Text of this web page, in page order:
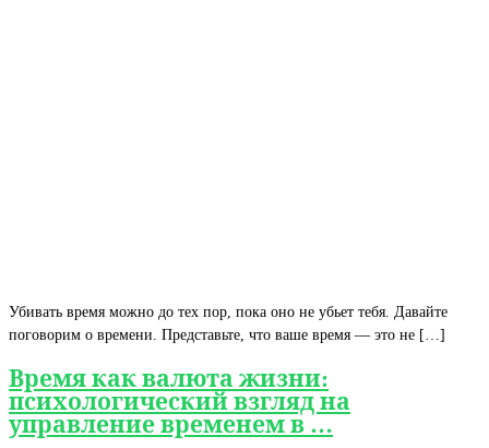
Убивать время можно до тех пор, пока оно не убьет тебя. Давайте
поговорим о времени. Представьте, что ваше время — это не […]
Время как валюта жизни:
психологический взгляд на
управление временем в …